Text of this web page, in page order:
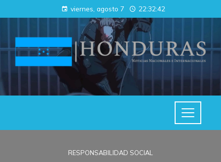
viernes, agosto 7 22:32:42
RESPONSABILIDAD SOCIAL